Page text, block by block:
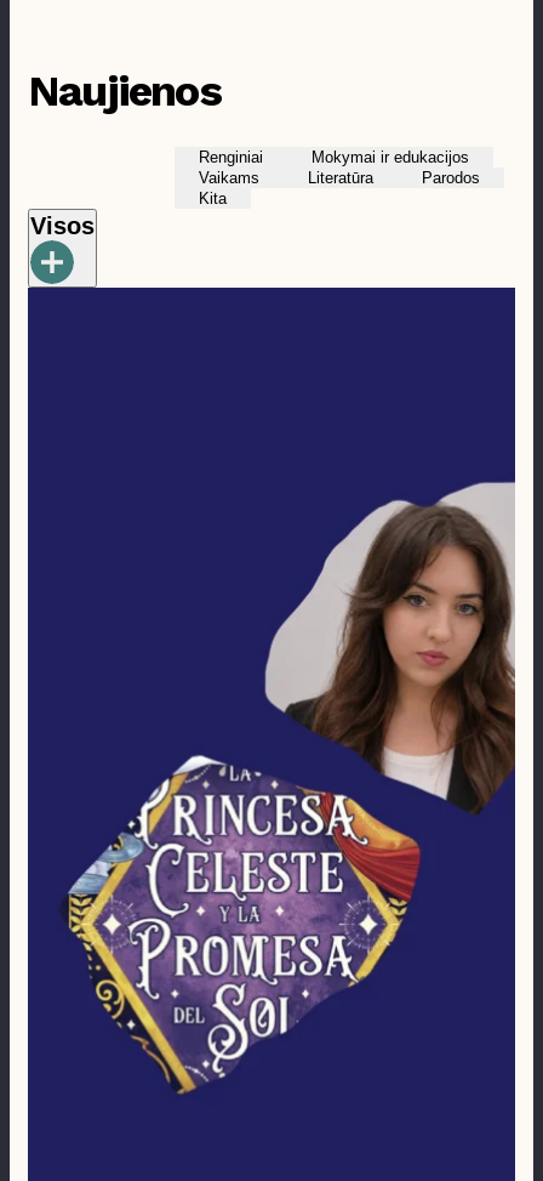
Naujienos
Renginiai
Mokymai ir edukacijos
Vaikams
Literatūra
Parodos
Kita
Visos